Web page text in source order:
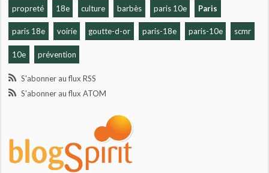
propreté 18e culture barbès paris 10e Paris
paris 18e voirie goutte-d-or paris-18e paris-10e scmr
10e prévention
S'abonner au flux RSS
S'abonner au flux ATOM